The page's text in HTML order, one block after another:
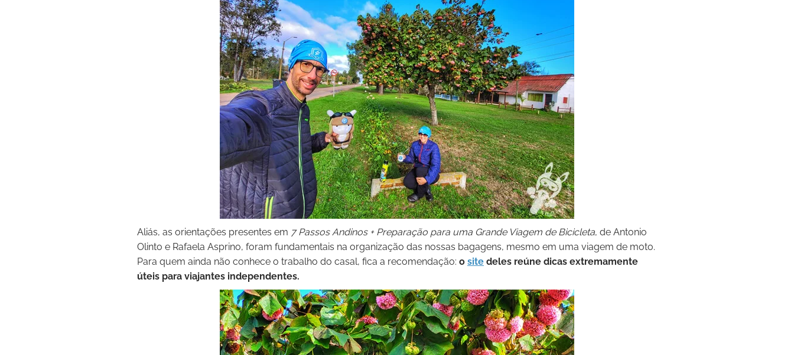
Aliás, as orientações presentes em 7 Passos Andinos + Preparação para uma Grande Viagem de Bicicleta, de Antonio
Olinto e Rafaela Asprino, foram fundamentais na organização das nossas bagagens, mesmo em uma viagem de moto.
Para quem ainda não conhece o trabalho do casal, fica a recomendação: o site deles reúne dicas extremamente
úteis para viajantes independentes.